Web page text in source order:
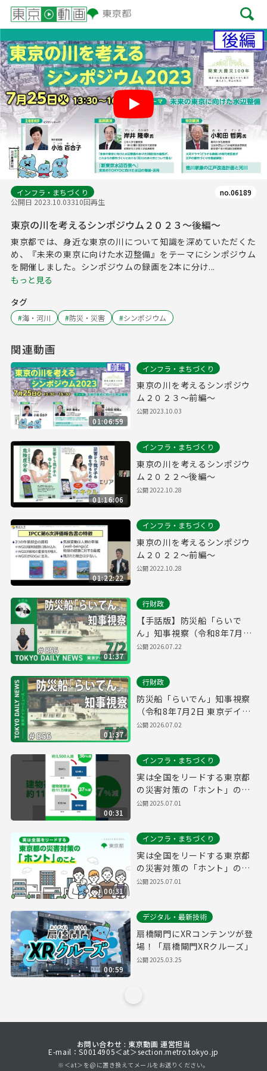
Play
インフラ・まちづくり
公開日 2023.10.03310回再生
no.06189
東京の川を考えるシンポジウム２０２３～後編～
東京都では、身近な東京の川について知識を深めていただくた
め、『未来の東京に向けた水辺整備』をテーマにシンポジウム
を開催しました。シンポジウムの録画を2本に分け...
もっと見る
タグ
#海・河川 #防災・災害 #シンポジウム
関連動画
01:06:59
インフラ・まちづくり
東京の川を考えるシンポジウ
ム２０２３～前編～
公開2023.10.03
01:16:06
インフラ・まちづくり
東京の川を考えるシンポジウ
ム２０２２～後編～
公開2022.10.28
01:22:22
インフラ・まちづくり
東京の川を考えるシンポジウ
ム２０２２～前編～
公開2022.10.28
01:37
行財政
【手話版】防災船「らいで
ん」知事視察（令和8年7月2
日 東京デイリーニュース
公開2026.07.22
01:37
行財政
防災船「らいでん」知事視察
（令和8年7月2日 東京デイリ
ーニュース No.856）
公開2026.07.02
00:31
インフラ・まちづくり
実は全国をリードする東京都
の災害対策の「ホント」のこ
と（縦）
公開2025.07.01
00:31
インフラ・まちづくり
実は全国をリードする東京都
の災害対策の「ホント」のこ
と
公開2025.07.01
00:59
デジタル・最新技術
扇橋閘門にXRコンテンツが登
場！「扇橋閘門XRクルーズ」
公開2025.03.25
お問い合わせ : 東京動画 運営担当
E-mail：S0014905＜at＞section.metro.tokyo.jp
※＜at＞を@に置き換えてメールをお送りください。